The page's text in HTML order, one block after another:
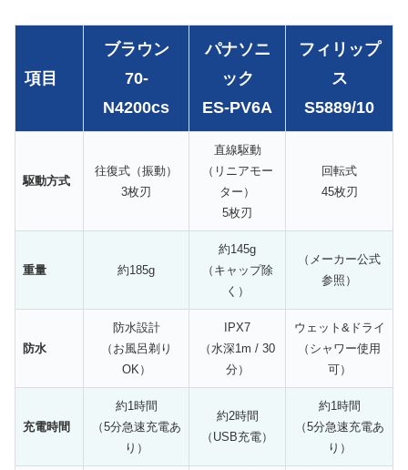
項目
ブラウン
70-
N4200cs
パナソニ
ック
ES-PV6A
フィリップ
ス
S5889/10
駆動方式
往復式（振動）
3枚刃
直線駆動
（リニアモー
ター）
5枚刃
回転式
45枚刃
重量 約185g
約145g
（キャップ除
く）
（メーカー公式
参照）
防水
防水設計
（お風呂剃り
OK）
IPX7
（水深1m / 30
分）
ウェット&ドライ
（シャワー使用
可）
充電時間
約1時間
（5分急速充電あ
り）
約2時間
（USB充電）
約1時間
（5分急速充電あ
り）